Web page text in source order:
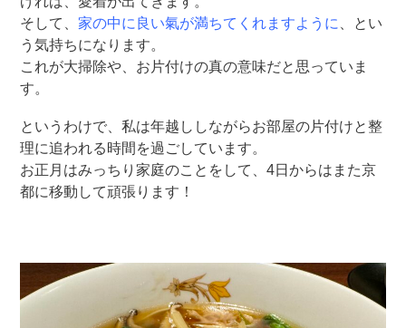
そして、家の中に良い氣が満ちてくれますように
、とい
う気持ちになります。
これが大掃除や、お片付けの真の意味だと思っていま
す。
というわけで、私は年越ししながらお部屋の片付けと整
理に追われる時間を過ごしています。
お正月はみっちり家庭のことをして、4日からはまた京
都に移動して頑張ります！